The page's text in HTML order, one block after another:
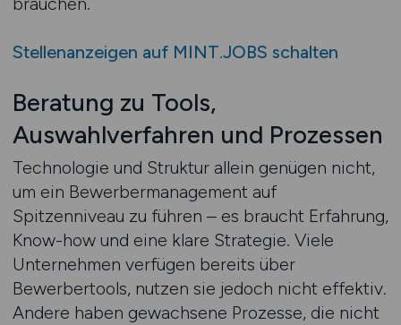
Stellenanzeigen auf MINT.JOBS schalten
Beratung zu Tools,
Auswahlverfahren und Prozessen
Technologie und Struktur allein genügen nicht,
um ein Bewerbermanagement auf
Spitzenniveau zu führen – es braucht Erfahrung,
Know-how und eine klare Strategie. Viele
Unternehmen verfügen bereits über
Bewerbertools, nutzen sie jedoch nicht effektiv.
Andere haben gewachsene Prozesse, die nicht